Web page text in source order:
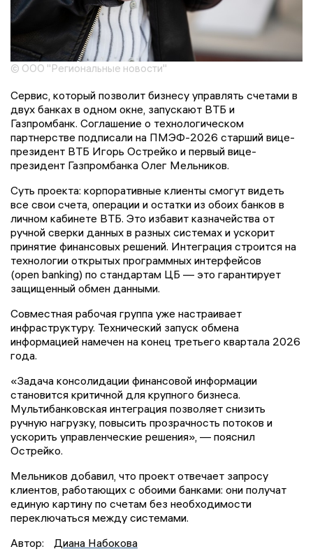
© ООО "Региональные новости"
Сервис, который позволит бизнесу управлять счетами в
двух банках в одном окне, запускают ВТБ и
Газпромбанк. Соглашение о технологическом
партнерстве подписали на ПМЭФ-2026 старший вице-
президент ВТБ Игорь Острейко и первый вице-
президент Газпромбанка Олег Мельников.
Суть проекта: корпоративные клиенты смогут видеть
все свои счета, операции и остатки из обоих банков в
личном кабинете ВТБ. Это избавит казначейства от
ручной сверки данных в разных системах и ускорит
принятие финансовых решений. Интеграция строится на
технологии открытых программных интерфейсов
(open banking) по стандартам ЦБ — это гарантирует
защищенный обмен данными.
Совместная рабочая группа уже настраивает
инфраструктуру. Технический запуск обмена
информацией намечен на конец третьего квартала 2026
года.
«Задача консолидации финансовой информации
становится критичной для крупного бизнеса.
Мультибанковская интеграция позволяет снизить
ручную нагрузку, повысить прозрачность потоков и
ускорить управленческие решения», — пояснил
Острейко.
Мельников добавил, что проект отвечает запросу
клиентов, работающих с обоими банками: они получат
единую картину по счетам без необходимости
переключаться между системами.
Автор:
Диана Набокова